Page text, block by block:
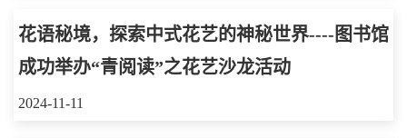
花语秘境，探索中式花艺的神秘世界----图书馆
成功举办“青阅读”之花艺沙龙活动
2024-11-11